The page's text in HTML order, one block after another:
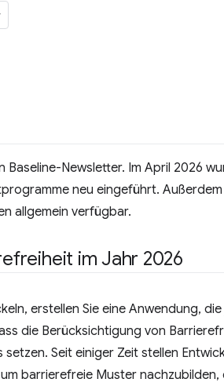
Baseline-Newsletter. Im April 2026
neu eingeführt.
allgemein verfügbar.
im Jahr 2026
erstellen Sie eine Anwendung,
die Berücksichtigung von
Seit einiger Zeit stellen
barrierefreie Muster